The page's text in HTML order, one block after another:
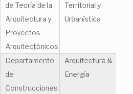
de Teoría de la
Arquitectura y
Proyectos
Arquitectónicos
Territorial y
Urbanística
Departamento
de
Construcciones
Arquitectura &
Energía